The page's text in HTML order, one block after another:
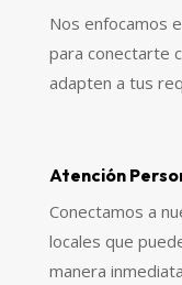
Nos enfocamos
para conectarte
adapten a tus
Atención
Conectamos a
locales que
manera